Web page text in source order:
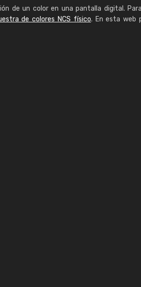
de un color en una pantalla digital.
de colores NCS físico. En esta web